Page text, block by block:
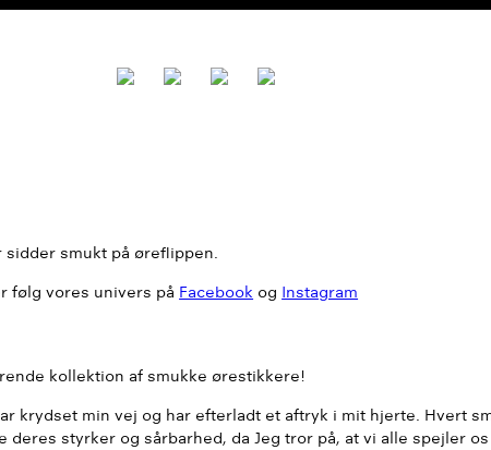
smukt på øreflippen.
følg vores univers på Facebook og Instagram
kollektion af smukke ørestikkere!
krydset min vej og har efterladt et aftryk i mit hjerte. Hvert
styrker og sårbarhed, da Jeg tror på, at vi alle spejler